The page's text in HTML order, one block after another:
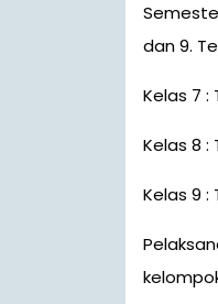
dan 9.
Kelas 7
Kelas 8
Kelas 9